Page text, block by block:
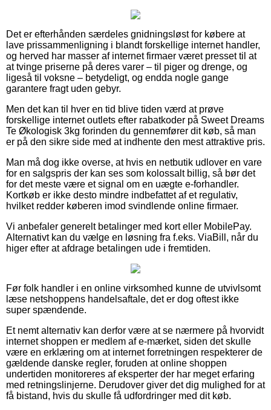
Det er efterhånden særdeles gnidningsløst for købere at
lave prissammenligning i blandt forskellige internet handler,
og herved har masser af internet firmaer været presset til at
at tvinge priserne på deres varer – til piger og drenge, og
ligeså til voksne – betydeligt, og endda nogle gange
garantere fragt uden gebyr.
Men det kan til hver en tid blive tiden værd at prøve
forskellige internet outlets efter rabatkoder på Sweet Dreams
Te Økologisk 3kg forinden du gennemfører dit køb, så man
er på den sikre side med at indhente den mest attraktive pris.
Man må dog ikke overse, at hvis en netbutik udlover en vare
for en salgspris der kan ses som kolossalt billig, så bør det
for det meste være et signal om en uægte e-forhandler.
Kortkøb er ikke desto mindre indbefattet af et regulativ,
hvilket redder køberen imod svindlende online firmaer.
Vi anbefaler generelt betalinger med kort eller MobilePay.
Alternativt kan du vælge en løsning fra f.eks. ViaBill, når du
higer efter at afdrage betalingen ude i fremtiden.
Før folk handler i en online virksomhed kunne de utvivlsomt
læse netshoppens handelsaftale, det er dog oftest ikke
super spændende.
Et nemt alternativ kan derfor være at se nærmere på hvorvidt
internet shoppen er medlem af e-mærket, siden det skulle
være en erklæring om at internet forretningen respekterer de
gældende danske regler, foruden at online shoppen
undertiden monitoreres af eksperter der har meget erfaring
med retningslinjerne. Derudover giver det dig mulighed for at
få bistand, hvis du skulle få udfordringer med dit køb.